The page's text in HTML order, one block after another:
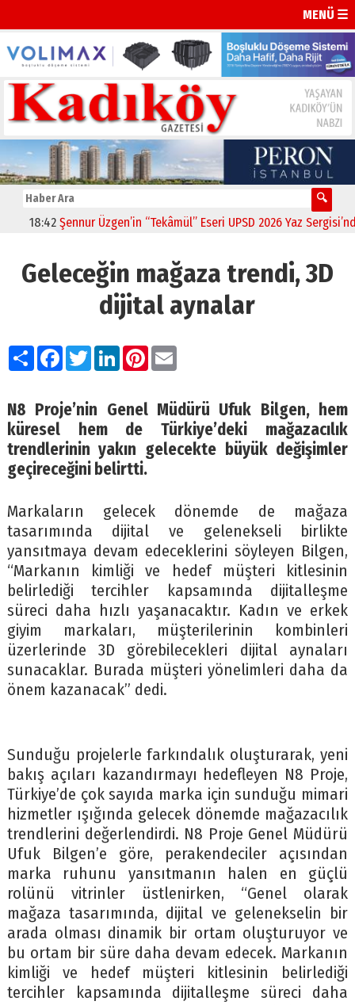
MENÜ ☰
18:42 Şennur Üzgen’in “Tekâmül” Eseri UPSD 2026 Yaz Sergisi’nde
Geleceğin mağaza trendi, 3D
dijital aynalar
PaylaşFacebook
TwitterLinkedIn
Pinterest
Email
N8 Proje’nin Genel Müdürü Ufuk Bilgen, hem
küresel hem de Türkiye’deki mağazacılık
trendlerinin yakın gelecekte büyük değişimler
geçireceğini belirtti.
Markaların gelecek dönemde de mağaza
tasarımında dijital ve gelenekseli birlikte
yansıtmaya devam edeceklerini söyleyen Bilgen,
“Markanın kimliği ve hedef müşteri kitlesinin
belirlediği tercihler kapsamında dijitalleşme
süreci daha hızlı yaşanacaktır. Kadın ve erkek
giyim markaları, müşterilerinin kombinleri
üzerlerinde 3D görebilecekleri dijital aynaları
sunacaklar. Burada müşteri yönelimleri daha da
önem kazanacak” dedi.
Sunduğu projelerle farkındalık oluşturarak, yeni
bakış açıları kazandırmayı hedefleyen N8 Proje,
Türkiye’de çok sayıda marka için sunduğu mimari
hizmetler ışığında gelecek dönemde mağazacılık
trendlerini değerlendirdi. N8 Proje Genel Müdürü
Ufuk Bilgen’e göre, perakendeciler açısından
marka ruhunu yansıtmanın halen en güçlü
rolünü vitrinler üstlenirken, “Genel olarak
mağaza tasarımında, dijital ve gelenekselin bir
arada olması dinamik bir ortam oluşturuyor ve
bu ortam bir süre daha devam edecek. Markanın
kimliği ve hedef müşteri kitlesinin belirlediği
tercihler kapsamında dijitalleşme süreci daha